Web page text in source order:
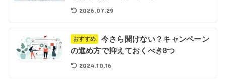
2026.07.29
おすすめ
今さら聞けない？キャンペーン
の進め方で抑えておくべき8つ
2024.10.16